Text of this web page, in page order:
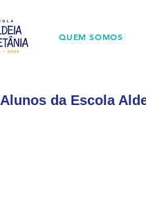
QUEM SOMOS
Alunos da Escola